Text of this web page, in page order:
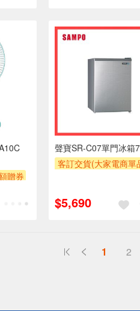
贈券
聲寶SR-C07單門冰箱
客訂交貨(大家電商單
專人聯絡報價為主)
$5,690
1 2